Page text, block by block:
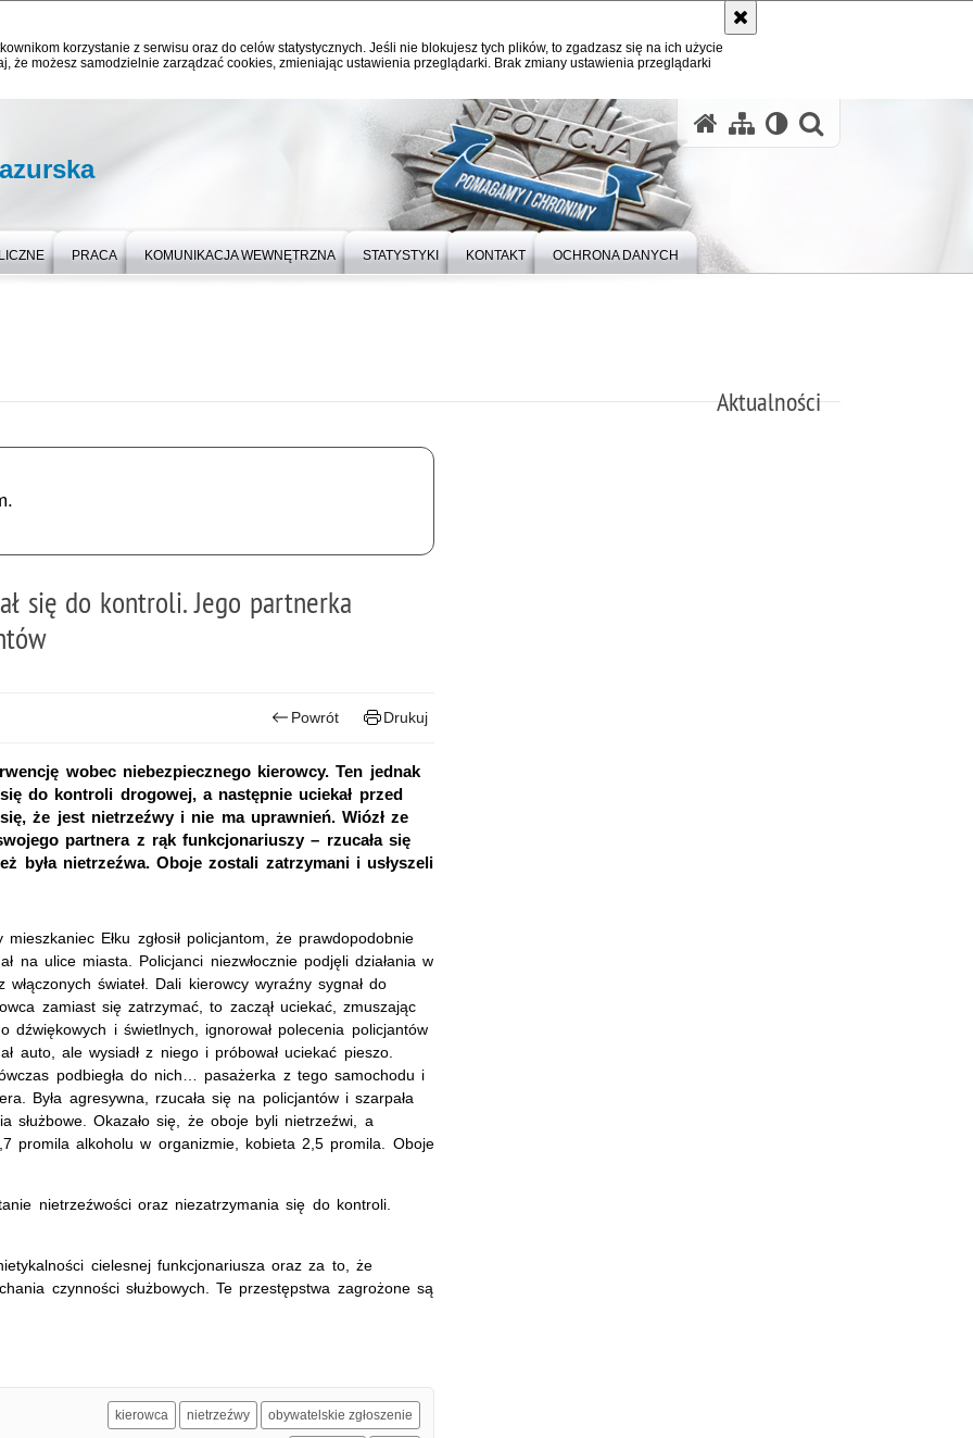
korzystanie z serwisu oraz do celów statystycznych. Jeśli nie blokujesz tych plików, to zgadzasz się na ich użycie
że możesz samodzielnie zarządzać cookies, zmieniając ustawienia przeglądarki. Brak zmiany ustawienia przeglądarki
PRACA KOMUNIKACJA WEWNĘTRZNA STATYSTYKI KONTAKT OCHRONA DANYCH
Aktualności
się do kontroli. Jego partnerka
Powrót Drukuj
wobec niebezpiecznego kierowcy. Ten jednak
do kontroli drogowej, a następnie uciekał przed
że jest nietrzeźwy i nie ma uprawnień. Wiózł ze
partnera z rąk funkcjonariuszy – rzucała się
była nietrzeźwa. Oboje zostali zatrzymani i usłyszeli
Ełku zgłosił policjantom, że prawdopodobnie
na ulice miasta. Policjanci niezwłocznie podjęli działania w
świateł. Dali kierowcy wyraźny sygnał do
zamiast się zatrzymać, to zaczął uciekać, zmuszając
dźwiękowych i świetlnych, ignorował polecenia policjantów
auto, ale wysiadł z niego i próbował uciekać pieszo.
podbiegła do nich… pasażerka z tego samochodu i
Była agresywna, rzucała się na policjantów i szarpała
służbowe. Okazało się, że oboje byli nietrzeźwi, a
promila alkoholu w organizmie, kobieta 2,5 promila. Oboje
nietrzeźwości oraz niezatrzymania się do kontroli.
cielesnej funkcjonariusza oraz za to, że
czynności służbowych. Te przestępstwa zagrożone są
kierowca nietrzeźwy obywatelskie zgłoszenie